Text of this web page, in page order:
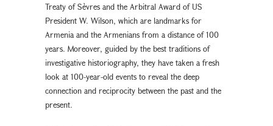
Treaty of Sèvres and the Arbitral Award of US
President W. Wilson, which are landmarks for
Armenia and the Armenians from a distance of 100
years. Moreover, guided by the best traditions of
investigative historiography, they have taken a fresh
look at 100-year-old events to reveal the deep
connection and reciprocity between the past and the
present.